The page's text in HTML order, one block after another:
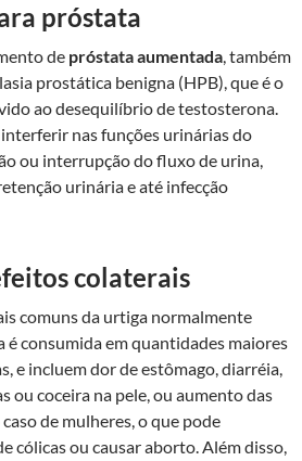
próstata
de próstata aumentada, também
prostática benigna (HPB), que é o
ao desequilíbrio de testosterona.
nas funções urinárias do
ou interrupção do fluxo de urina,
urinária e até infecção
colaterais
comuns da urtiga normalmente
é consumida em quantidades maiores
e incluem dor de estômago, diarréia,
ou coceira na pele, ou aumento das
de mulheres, o que pode
cólicas ou causar aborto. Além disso,